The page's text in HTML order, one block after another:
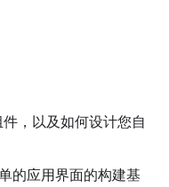
，以及如何设计您自
的应用界面的构建基